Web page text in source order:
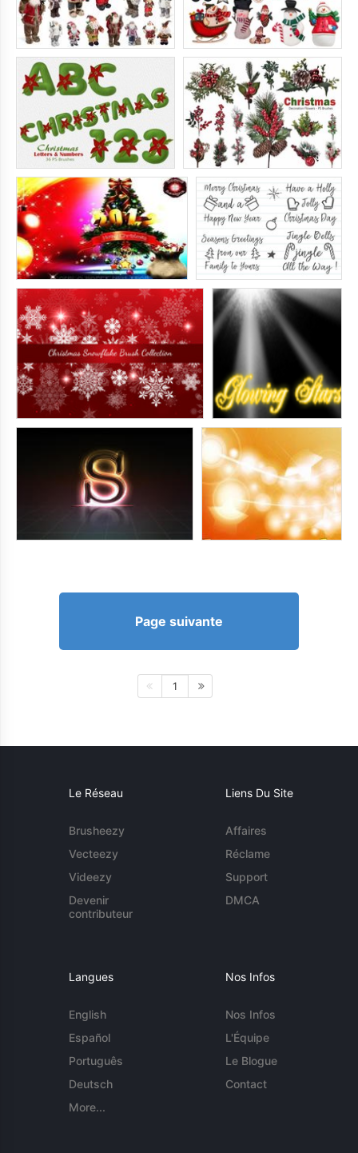
Page suivante
1
Le Réseau
Brusheezy
Vecteezy
Videezy
Devenir
contributeur
Liens Du Site
Affaires
Réclame
Support
DMCA
Langues
English
Español
Português
Deutsch
More...
Nos Infos
Nos Infos
L'Équipe
Le Blogue
Contact